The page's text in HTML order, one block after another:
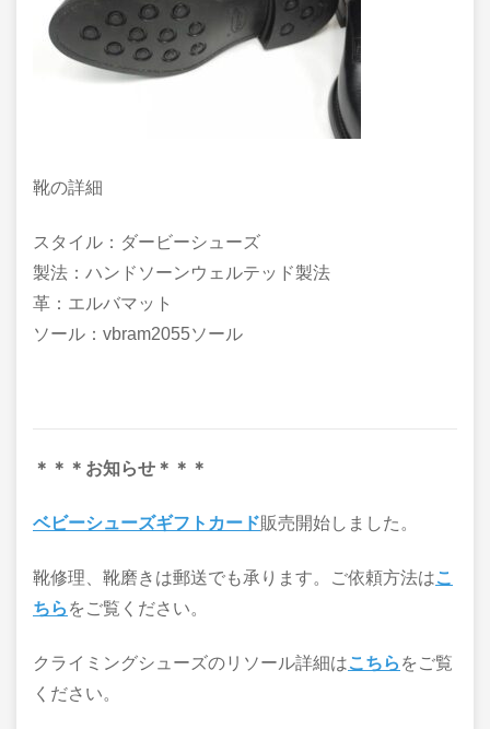
靴の詳細
スタイル：ダービーシューズ
製法：ハンドソーンウェルテッド製法
革：エルバマット
ソール：vbram2055ソール
＊＊＊お知らせ＊＊＊
ベビーシューズギフトカード販売開始しました。
靴修理、靴磨きは郵送でも承ります。ご依頼方法はこ
ちら をご覧ください。
クライミングシューズのリソール詳細はこちら をご覧
ください。